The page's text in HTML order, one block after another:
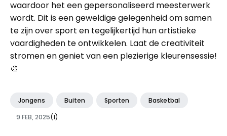
waardoor het een gepersonaliseerd meesterwerk
wordt. Dit is een geweldige gelegenheid om samen
te zijn over sport en tegelijkertijd hun artistieke
vaardigheden te ontwikkelen. Laat de creativiteit
stromen en geniet van een plezierige kleurensessie!
🎨
Jongens Buiten Sporten
Basketbal
9 FEB, 2025(1)